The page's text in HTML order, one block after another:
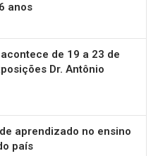
anos
de 19 a 23 de
Dr. Antônio
aprendizado no ensino
país